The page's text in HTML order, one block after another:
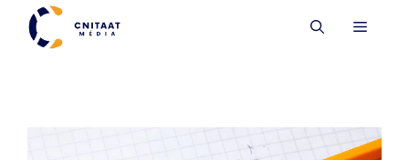
Aller
contenu
MENU